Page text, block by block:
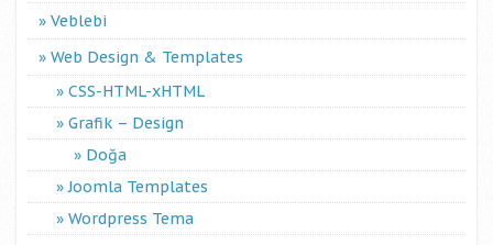
Veblebi
Web Design & Templates
CSS-HTML-xHTML
Grafik – Design
Doğa
Joomla Templates
Wordpress Tema